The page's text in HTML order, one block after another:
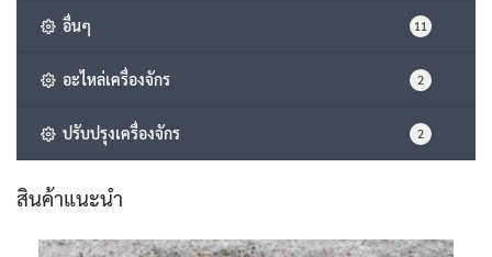
อื่นๆ 11
อะไหล่เครื่องจักร 2
ปรับปรุงเครื่องจักร 2
สินค้าแนะนำ